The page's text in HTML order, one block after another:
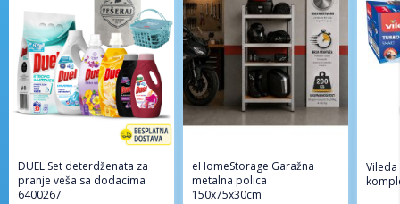
DUEL Set deterdženata za
pranje veša sa dodacima
6400267
eHomeStorage Garažna
metalna polica
150x75x30cm